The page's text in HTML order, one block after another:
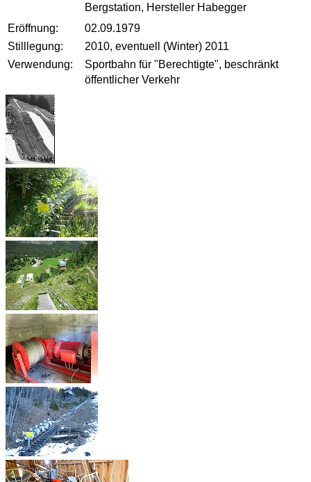
Bergstation, Hersteller Habegger
Eröffnung:
02.09.1979
Stilllegung:
2010, eventuell (Winter) 2011
Verwendung:
Sportbahn für "Berechtigte", beschränkt
öffentlicher Verkehr